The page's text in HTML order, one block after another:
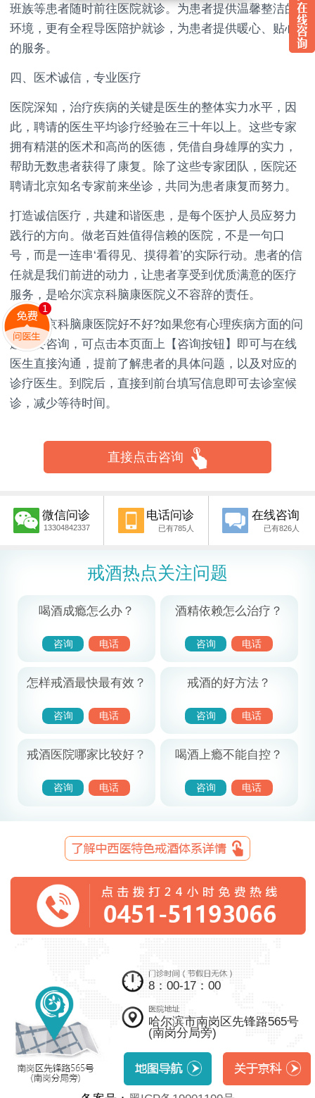
班族等患者随时前往医院就诊。为患者提供温馨整洁的
环境，更有全程导医陪护就诊，为患者提供暖心、贴心
的服务。
四、医术诚信，专业医疗
医院深知，治疗疾病的关键是医生的整体实力水平，因
此，聘请的医生平均诊疗经验在三十年以上。这些专家
拥有精湛的医术和高尚的医德，凭借自身雄厚的实力，
帮助无数患者获得了康复。除了这些专家团队，医院还
聘请北京知名专家前来坐诊，共同为患者康复而努力。
打造诚信医疗，共建和谐医患，是每个医护人员应努力
践行的方向。做老百姓值得信赖的医院，不是一句口
号，而是一连串‘看得见、摸得着’的实际行动。患者的信
任就是我们前进的动力，让患者享受到优质满意的医疗
服务，是哈尔滨京科脑康医院义不容辞的责任。
哈尔滨京科脑康医院好不好?如果您有心理疾病方面的问
题需要咨询，可点击本页面上【咨询按钮】即可与在线
医生直接沟通，提前了解患者的具体问题，以及对应的
诊疗医生。到院后，直接到前台填写信息即可去诊室候
诊，减少等待时间。
直接点击咨询
微信问诊
13304842337
电话问诊
已有785人
在线咨询
已有826人
戒酒热点关注问题
喝酒成瘾怎么办？
咨询 电话
酒精依赖怎么治疗？
咨询 电话
怎样戒酒最快最有效？
咨询 电话
戒酒的好方法？
咨询 电话
戒酒医院哪家比较好？
咨询 电话
喝酒上瘾不能自控？
咨询 电话
8：00-17：00
哈尔滨市南岗区先锋路565号
(南岗分局旁)